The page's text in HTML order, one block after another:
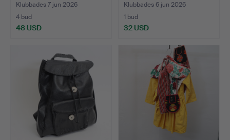
Klubbades 7 jun 2026
4 bud
48 USD
Klubbades 6 jun 2026
1 bud
32 USD